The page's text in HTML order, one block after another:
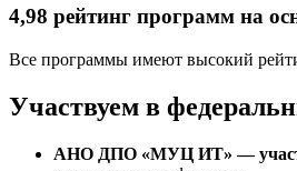
4,98 рейтинг программ на
Все программы имеют высокий
Участвуем в
АНО ДПО «МУЦ ИТ» —